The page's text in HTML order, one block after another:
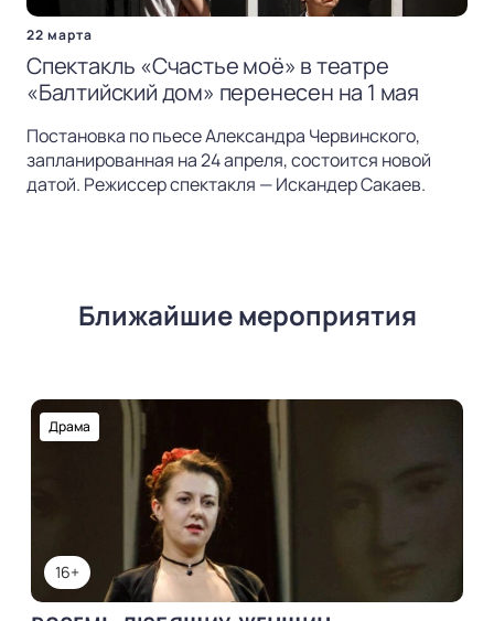
22 марта
Спектакль «Счастье моё» в театре
«Балтийский дом» перенесен на 1 мая
Постановка по пьесе Александра Червинского,
запланированная на 24 апреля, состоится новой
датой. Режиссер спектакля — Искандер Сакаев.
Ближайшие мероприятия
16+
Драма